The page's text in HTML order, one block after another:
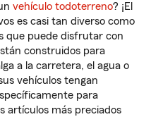
vehículo todoterreno? ¡El
es casi tan diverso como
que puede disfrutar con
construidos para
a la carretera, el agua o
vehículos tengan
para
artículos más preciados